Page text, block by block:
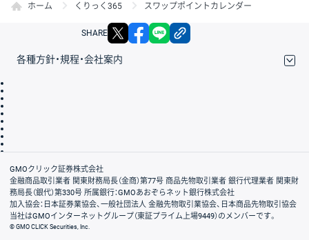
ホーム くりっく365 スワップポイントカレンダー
SHARE X facebook
各種方針・規程・会社案内
会社案内
GMOクリック証券株式会社
金融商品取引業者 関東財務局長（金商）第77号 商品先物取引業者 銀行代理業者 関東財
務局長（銀代）第330号 所属銀行：GMOあおぞらネット銀行株式会社
加入協会：日本証券業協会、一般社団法人 金融先物取引業協会、日本商品先物取引協会
当社はGMOインターネットグループ（東証プライム上場9449）のメンバーです。
© GMO CLICK Securities, Inc.